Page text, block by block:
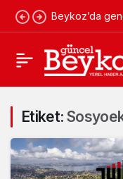
Beykoz’da
Etiket: